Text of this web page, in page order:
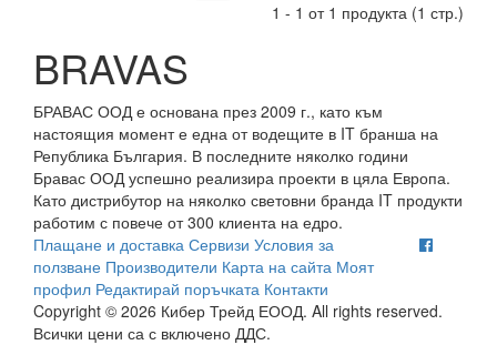
1 - 1 от 1 продукта (1 стр.)
BRAVAS
БРАВАС ООД е основана през 2009 г., като към
настоящия момент е една от водещите в IT бранша на
Република България. В последните няколко години
Бравас ООД успешно реализира проекти в цяла Европа.
Като дистрибутор на няколко световни бранда IT продукти
работим с повече от 300 клиента на едро.
Плащане и доставка Сервизи Условия за
ползване Производители Карта на сайта Моят
профил Редактирай поръчката Контакти
Copyright © 2026 Кибер Трейд ЕООД. All rights reserved.
Всички цени са с включено ДДС.